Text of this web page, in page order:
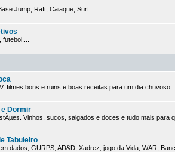
Jump, Raft, Caiaque, Surf...
filmes bons e ruins e boas receitas para um dia chuvoso.
e Dormir
Vinhos, sucos, salgados e doces e tudo mais para
Tabuleiro
dados, GURPS, AD&D, Xadrez, jogo da Vida, WAR,